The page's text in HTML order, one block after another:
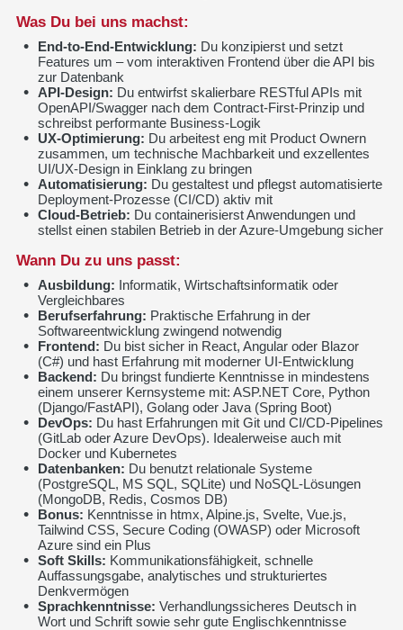
Was Du bei uns machst:
End-to-End-Entwicklung: Du konzipierst und setzt
Features um – vom interaktiven Frontend über die API bis
zur Datenbank
API-Design: Du entwirfst skalierbare RESTful APIs mit
OpenAPI/Swagger nach dem Contract-First-Prinzip und
schreibst performante Business-Logik
UX-Optimierung: Du arbeitest eng mit Product Ownern
zusammen, um technische Machbarkeit und exzellentes
UI/UX-Design in Einklang zu bringen
Automatisierung: Du gestaltest und pflegst automatisierte
Deployment-Prozesse (CI/CD) aktiv mit
Cloud-Betrieb: Du containerisierst Anwendungen und
stellst einen stabilen Betrieb in der Azure-Umgebung sicher
Wann Du zu uns passt:
Ausbildung: Informatik, Wirtschaftsinformatik oder
Vergleichbares
Berufserfahrung: Praktische Erfahrung in der
Softwareentwicklung zwingend notwendig
Frontend: Du bist sicher in React, Angular oder Blazor
(C#) und hast Erfahrung mit moderner UI-Entwicklung
Backend: Du bringst fundierte Kenntnisse in mindestens
einem unserer Kernsysteme mit: ASP.NET Core, Python
(Django/FastAPI), Golang oder Java (Spring Boot)
DevOps: Du hast Erfahrungen mit Git und CI/CD-Pipelines
(GitLab oder Azure DevOps). Idealerweise auch mit
Docker und Kubernetes
Datenbanken: Du benutzt relationale Systeme
(PostgreSQL, MS SQL, SQLite) und NoSQL-Lösungen
(MongoDB, Redis, Cosmos DB)
Bonus: Kenntnisse in htmx, Alpine.js, Svelte, Vue.js,
Tailwind CSS, Secure Coding (OWASP) oder Microsoft
Azure sind ein Plus
Soft Skills: Kommunikationsfähigkeit, schnelle
Auffassungsgabe, analytisches und strukturiertes
Denkvermögen
Sprachkenntnisse: Verhandlungssicheres Deutsch in
Wort und Schrift sowie sehr gute Englischkenntnisse